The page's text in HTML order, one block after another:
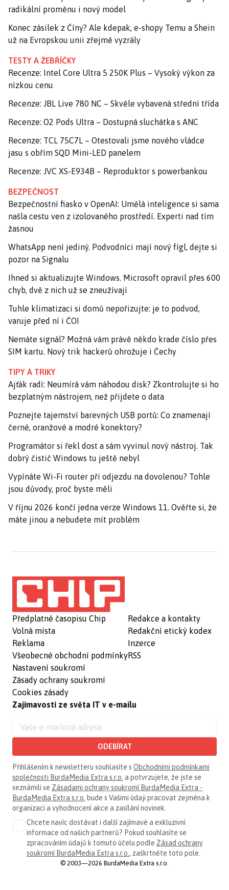
radikální proměnu i nový model
Konec zásilek z Číny? Ale kdepak, e-shopy Temu a Shein
už na Evropskou unii zřejmě vyzrály
TESTY A ŽEBŘÍČKY
Recenze: Intel Core Ultra 5 250K Plus – Vysoký výkon za
nízkou cenu
Recenze: JBL Live 780 NC – Skvěle vybavená střední třída
Recenze: O2 Pods Ultra – Dostupná sluchátka s ANC
Recenze: TCL 75C7L – Otestovali jsme nového vládce
jasu s obřím SQD Mini-LED panelem
Recenze: JVC XS-E934B – Reproduktor s powerbankou
BEZPEČNOST
Bezpečnostní fiasko v OpenAI: Umělá inteligence si sama
našla cestu ven z izolovaného prostředí. Experti nad tím
žasnou
WhatsApp není jediný. Podvodníci mají nový fígl, dejte si
pozor na Signalu
Ihned si aktualizujte Windows. Microsoft opravil přes 600
chyb, dvě z nich už se zneužívají
Tuhle klimatizaci si domů nepořizujte: je to podvod,
varuje před ní i ČOI
Nemáte signál? Možná vám právě někdo krade číslo přes
SIM kartu. Nový trik hackerů ohrožuje i Čechy
TIPY A TRIKY
Ajťák radí: Neumírá vám náhodou disk? Zkontrolujte si ho
bezplatným nástrojem, než přijdete o data
Poznejte tajemství barevných USB portů: Co znamenají
černé, oranžové a modré konektory?
Programátor si řekl dost a sám vyvinul nový nástroj. Tak
dobrý čistič Windows tu ještě nebyl
Vypínáte Wi-Fi router při odjezdu na dovolenou? Tohle
jsou důvody, proč byste měli
V říjnu 2026 končí jedna verze Windows 11. Ověřte si, že
máte jinou a nebudete mít problém
Předplatné časopisu Chip
Volná místa
Reklama
Všeobecné obchodní podmínky
Nastavení soukromí
Zásady ochrany soukromí
Cookies zásady
Redakce a kontakty
Redakční etický kodex
Inzerce
RSS
Zajímavosti ze světa IT v e-mailu
ODEBÍRAT
Přihlášením k newsletteru souhlasíte s Obchodními podmínkami
společnosti BurdaMedia Extra s.r.o. a potvrzujete, že jste se
seznámili se Zásadami ochrany soukromí BurdaMedia Extra -
BurdaMedia Extra s.r.o. bude s Vašimi údaji pracovat zejména k
organizaci a vyhodnocení akce a zasílání novinek.
Chcete navíc dostávat i další zajímavé a exkluzivní
informace od našich partnerů? Pokud souhlasíte se
zpracováním údajů k tomuto účelu podle Zásad ochrany
soukromí BurdaMedia Extra s.r.o. , zaškrtněte toto pole.
© 2003—2026 BurdaMedia Extra s.r.o.